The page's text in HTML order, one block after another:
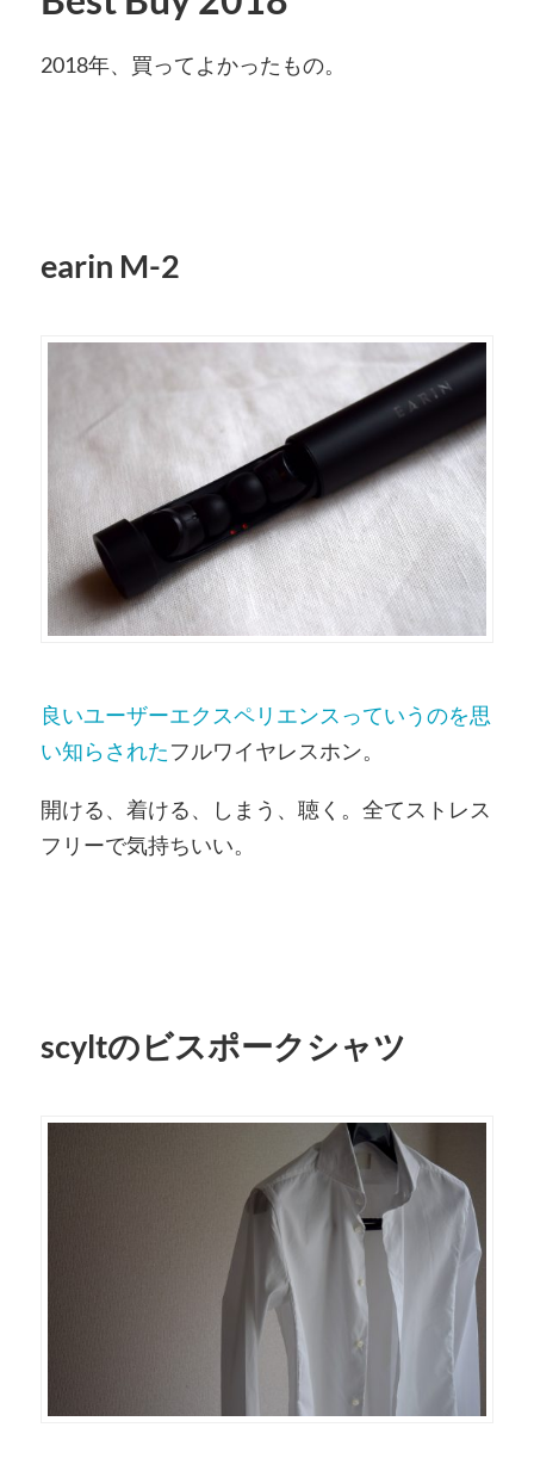
2018年、買ってよかったもの。
earin M-2
良いユーザーエクスペリエンスっていうのを思
い知らされたフルワイヤレスホン。
開ける、着ける、しまう、聴く。全てストレス
フリーで気持ちいい。
scyltのビスポークシャツ